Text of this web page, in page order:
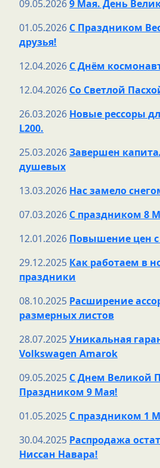
09.05.20269 Мая. День
01.05.2026 С Праздником
друзья!
12.04.2026 С Днём
12.04.2026 Со Светлой
26.03.2026 Новые рессоры
L200.
25.03.2026Завершен
душевых
13.03.2026 Нас замело
07.03.2026 С праздником 8
12.01.2026 Повышение цен с
29.12.2025 Как работаем в
праздники
08.10.2025 Расширение
размерных листов
28.07.2025Уникальная
Volkswagen Amarok
09.05.2025 С Днем Великой
Праздником 9 Мая!
01.05.2025 С праздником 1
30.04.2025 Распродажа
Ниссан Навара!